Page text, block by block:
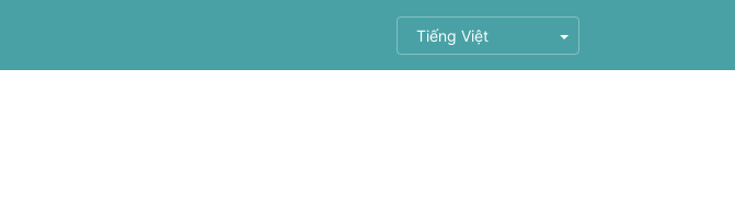
Tiếng Việt